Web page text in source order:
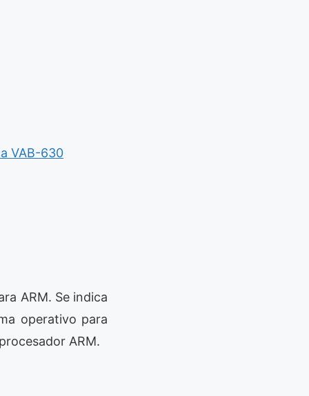
VAB-630
ARM. Se indica
operativo para
ARM.